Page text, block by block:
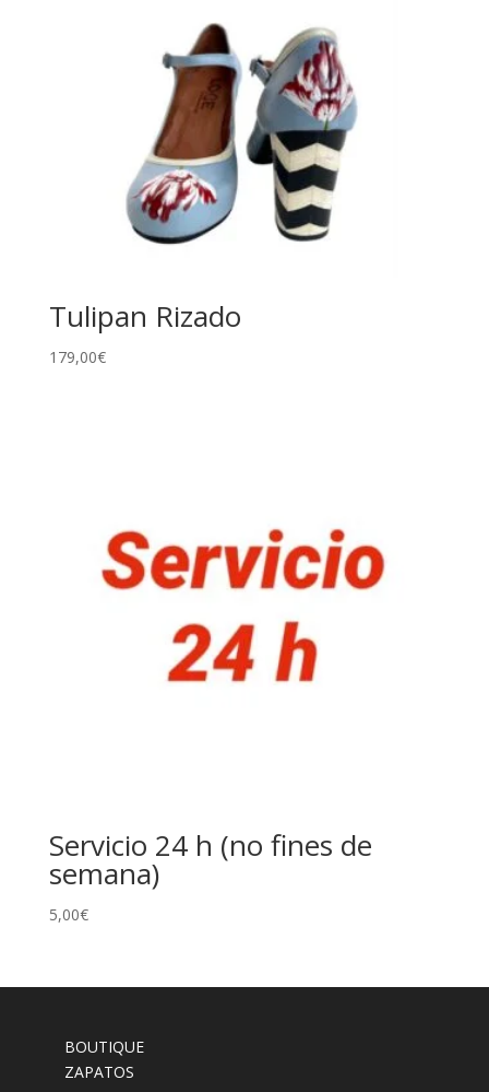
Tulipan Rizado
179,00€
Servicio 24 h (no fines de
semana)
5,00€
BOUTIQUE
ZAPATOS